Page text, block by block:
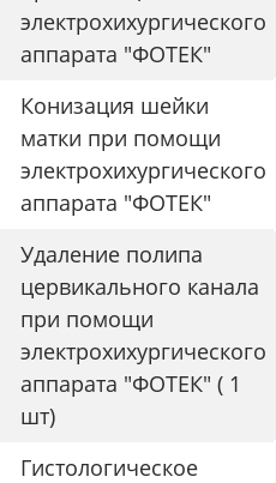
электрохихургического
аппарата "ФОТЕК"
Конизация шейки
матки при помощи
электрохихургического
аппарата "ФОТЕК"
Удаление полипа
цервикального канала
при помощи
электрохихургического
аппарата "ФОТЕК" ( 1
шт)
Гистологическое